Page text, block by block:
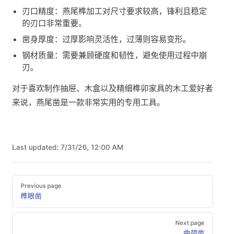
刃口精度：燕尾榫加工对尺寸要求较高，锋利且稳定
的刃口非常重要。
凿身厚度：过厚影响灵活性，过薄则容易变形。
钢材质量：需要兼顾硬度和韧性，避免使用过程中崩
刃。
对于喜欢制作抽屉、木盒以及精细榫卯家具的木工爱好者
来说，燕尾凿是一款非常实用的专用工具。
Last updated: 7/31/26, 12:00 AM
Pager
Previous page
榫眼凿
Next page